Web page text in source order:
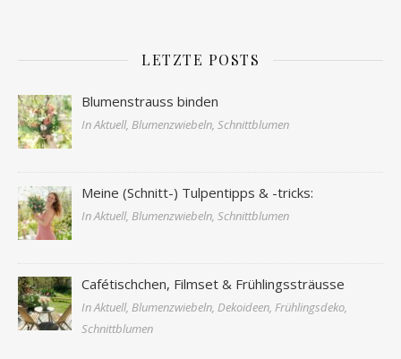
LETZTE POSTS
Blumenstrauss binden
In Aktuell, Blumenzwiebeln, Schnittblumen
Meine (Schnitt-) Tulpentipps & -tricks:
In Aktuell, Blumenzwiebeln, Schnittblumen
Cafétischchen, Filmset & Frühlingssträusse
In Aktuell, Blumenzwiebeln, Dekoideen, Frühlingsdeko,
Schnittblumen